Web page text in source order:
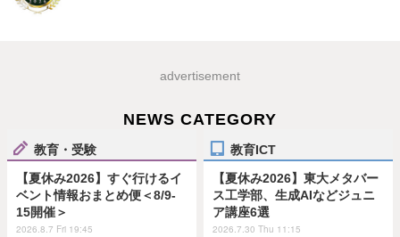
advertisement
NEWS CATEGORY
教育・受験
【夏休み2026】すぐ行けるイ
ベント情報おまとめ便＜8/9-
15開催＞
2026.8.7 Fri 19:45
教育ICT
【夏休み2026】東大メタバー
ス工学部、生成AIなどジュニ
ア講座6選
2026.7.30 Thu 11:15